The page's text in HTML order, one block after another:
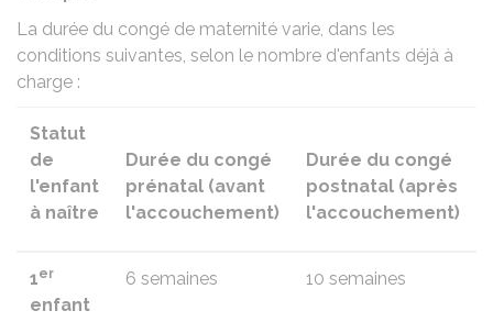
La durée du congé de maternité varie, dans les
conditions suivantes, selon le nombre d'enfants déjà à
charge :
Statut
de
l'enfant
à naître
Durée du congé
prénatal (avant
l'accouchement)
Durée du congé
postnatal (après
l'accouchement)
1er
enfant
6 semaines 10 semaines